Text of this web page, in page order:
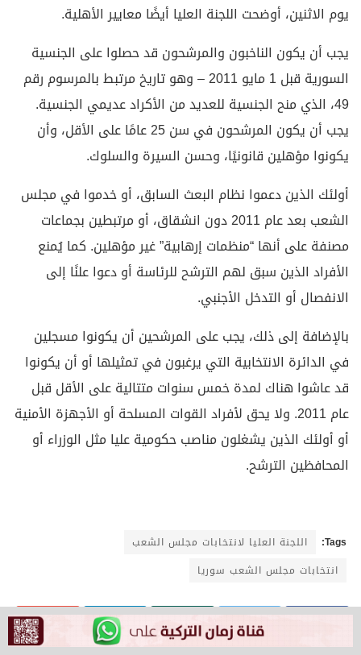
يوم الاثنين، أوضحت اللجنة العليا أيضًا معايير الأهلية.
يجب أن يكون الناخبون والمرشحون قد حصلوا على الجنسية
السورية قبل 1 مايو 2011 – وهو تاريخ مرتبط بالمرسوم رقم
49، الذي منح الجنسية للعديد من الأكراد عديمي الجنسية.
يجب أن يكون المرشحون في سن 25 عامًا على الأقل، وأن
يكونوا مؤهلين قانونيًا، وحسن السيرة والسلوك.
أولئك الذين دعموا نظام البعث السابق، أو خدموا في مجلس
الشعب بعد عام 2011 دون انشقاق، أو مرتبطين بجماعات
مصنفة على أنها “منظمات إرهابية” غير مؤهلين. كما يُمنع
الأفراد الذين سبق لهم الترشح للرئاسة أو دعوا علنًا إلى
الانفصال أو التدخل الأجنبي.
بالإضافة إلى ذلك، يجب على المرشحين أن يكونوا مسجلين
في الدائرة الانتخابية التي يرغبون في تمثيلها أو أن يكونوا
قد عاشوا هناك لمدة خمس سنوات متتالية على الأقل قبل
عام 2011. ولا يحق لأفراد القوات المسلحة أو الأجهزة الأمنية
أو أولئك الذين يشغلون مناصب حكومية عليا مثل الوزراء أو
المحافظين الترشح.
Tags:
اللجنة العليا لانتخابات مجلس الشعب
انتخابات مجلس الشعب سوريا